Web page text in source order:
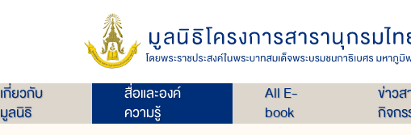
เกี่ยวกับ
มูลนิธิ
สื่อและองค์
ความรู้
All E-
book
ข่าวส
กิจก